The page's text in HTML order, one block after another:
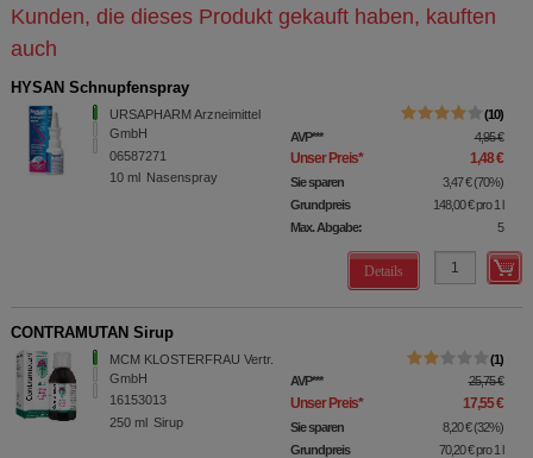
Kunden, die dieses Produkt gekauft haben, kauften
auch
HYSAN Schnupfenspray
URSAPHARM Arzneimittel
GmbH
06587271
10 ml Nasenspray
10
AVP*** 4,95 €
Unser Preis* 1,48 €
Sie sparen 3,47 € (70%)
Grundpreis
148,00 €pro 1 l
Max. Abgabe:
5
Details
CONTRAMUTAN Sirup
MCM KLOSTERFRAU Vertr.
GmbH
16153013
250 ml Sirup
1
AVP*** 25,75 €
Unser Preis* 17,55 €
Sie sparen 8,20 € (32%)
Grundpreis
70,20 €pro 1 l